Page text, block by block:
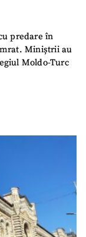
predare în
Miniștrii au
Moldo-Turc